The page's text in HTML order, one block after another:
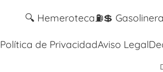
🔍 Hemeroteca⛽️💲
Política de PrivacidadAviso Legal